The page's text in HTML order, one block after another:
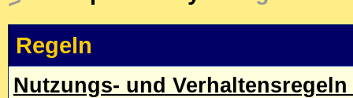
Regeln
Nutzungs- und